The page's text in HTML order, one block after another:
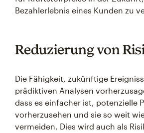
Bezahlerlebnis eines Kunden zu
Reduzierung von
Die Fähigkeit, zukünftige
prädiktiven Analysen
dass es einfacher ist, potenzielle
vorherzusehen und sie so weit
vermeiden. Dies wird auch als